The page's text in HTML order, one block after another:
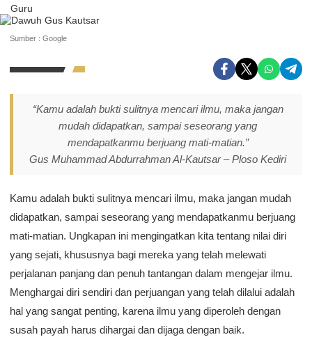
Sumber : Google
“Kamu adalah bukti sulitnya mencari ilmu, maka jangan
mudah didapatkan, sampai seseorang yang
mendapatkanmu berjuang mati-matian.”
Gus Muhammad Abdurrahman Al-Kautsar – Ploso Kediri
Kamu adalah bukti sulitnya mencari ilmu, maka jangan mudah
didapatkan, sampai seseorang yang mendapatkanmu berjuang
mati-matian. Ungkapan ini mengingatkan kita tentang nilai diri
yang sejati, khususnya bagi mereka yang telah melewati
perjalanan panjang dan penuh tantangan dalam mengejar ilmu.
Menghargai diri sendiri dan perjuangan yang telah dilalui adalah
hal yang sangat penting, karena ilmu yang diperoleh dengan
susah payah harus dihargai dan dijaga dengan baik.